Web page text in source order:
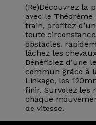
(Re)Découvrez la
avec le Théorème
train, profitez
toute
obstacles,
lâchez les
Bénéficiez d’une
commun grâce à
Linkage, les
finir. Survolez les
chaque
de vitesse.